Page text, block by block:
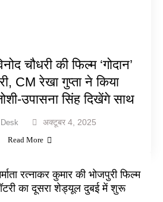
चौधरी की फिल्म ‘गोदान’
CM रेखा गुप्ता ने किया
उपासना सिंह दिखेंगे साथ
अक्टूबर 4, 2025
Read More
रत्नाकर कुमार की भोजपुरी फिल्म
का दूसरा शेड्यूल दुबई में शुरू